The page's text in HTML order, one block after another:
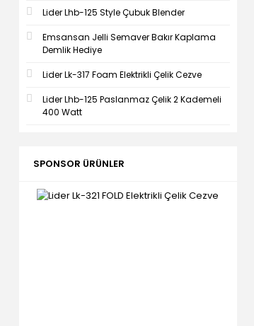
Lider Lhb-125 Style Çubuk Blender
Emsansan Jelli Semaver Bakır Kaplama
Demlik Hediye
Lider Lk-317 Foam Elektrikli Çelik Cezve
Lider Lhb-125 Paslanmaz Çelik 2 Kademeli
400 Watt
SPONSOR ÜRÜNLER